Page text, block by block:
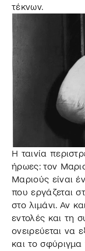
τέκνων.
Η ταινία
ήρωες: τον
Μαριούς είναι
που εργάζεται
στο λιμάνι. Αν
εντολές και τη
ονειρεύεται να
και το